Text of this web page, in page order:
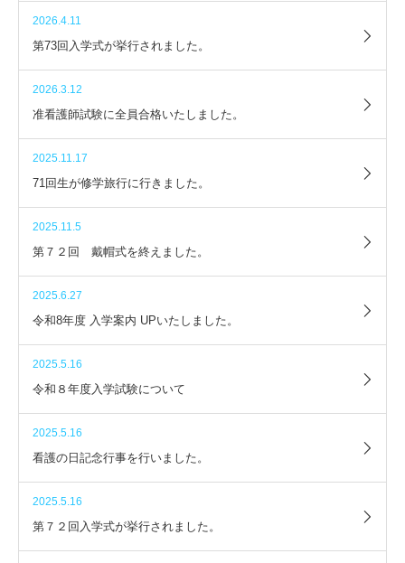
2026.4.11
第73回入学式が挙行されました。
2026.3.12
准看護師試験に全員合格いたしました。
2025.11.17
71回生が修学旅行に行きました。
2025.11.5
第７２回 戴帽式を終えました。
2025.6.27
令和8年度 入学案内 UPいたしました。
2025.5.16
令和８年度入学試験について
2025.5.16
看護の日記念行事を行いました。
2025.5.16
第７２回入学式が挙行されました。